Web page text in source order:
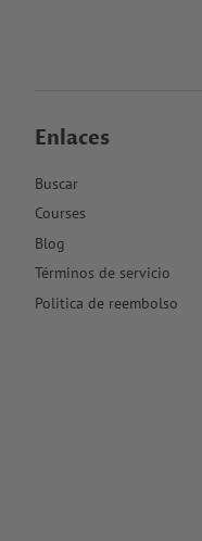
Enlaces
Buscar
Courses
Blog
Términos de servicio
Politica de reembolso